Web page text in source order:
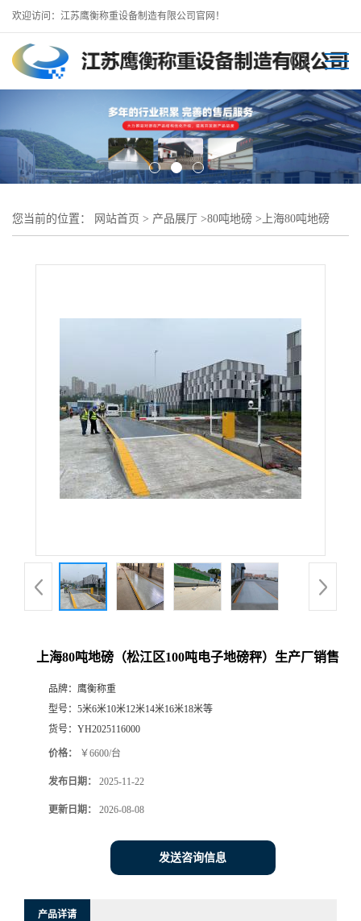
欢迎访问：江苏鹰衡称重设备制造有限公司官网！
您当前的位置： 网站首页 > 产品展厅 >80吨地磅 > 上海80吨地磅
上海80吨地磅（松江区100吨电子地磅秤）生产厂销售
品牌： 鹰衡称重
型号： 5米6米10米12米14米16米18米等
货号： YH2025116000
价格： ￥6600/台
发布日期： 2025-11-22
更新日期： 2026-08-08
发送咨询信息
产品详请